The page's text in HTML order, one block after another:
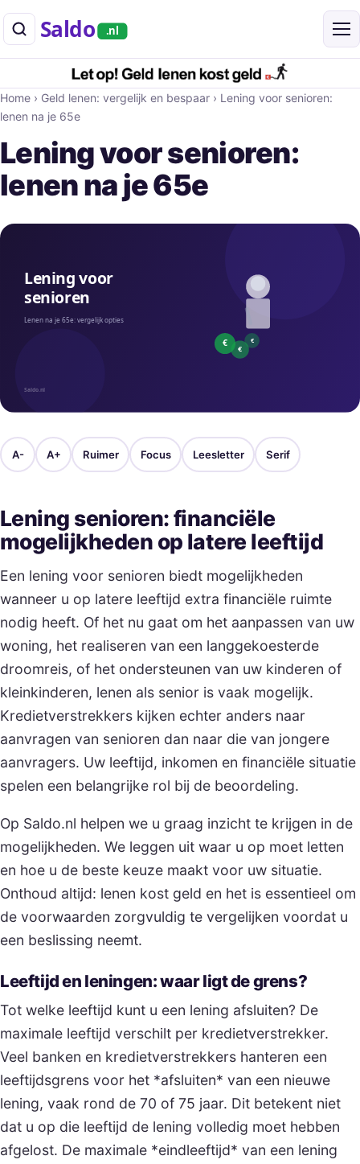
Saldo .nl
Home › Geld lenen: vergelijk en bespaar › Lening voor senioren:
lenen na je 65e
Lening voor senioren:
lenen na je 65e
A- A+ Ruimer Focus Leesletter Serif
Lening senioren: financiële
mogelijkheden op latere leeftijd
Een lening voor senioren biedt mogelijkheden
wanneer u op latere leeftijd extra financiële ruimte
nodig heeft. Of het nu gaat om het aanpassen van uw
woning, het realiseren van een langgekoesterde
droomreis, of het ondersteunen van uw kinderen of
kleinkinderen, lenen als senior is vaak mogelijk.
Kredietverstrekkers kijken echter anders naar
aanvragen van senioren dan naar die van jongere
aanvragers. Uw leeftijd, inkomen en financiële situatie
spelen een belangrijke rol bij de beoordeling.
Op Saldo.nl helpen we u graag inzicht te krijgen in de
mogelijkheden. We leggen uit waar u op moet letten
en hoe u de beste keuze maakt voor uw situatie.
Onthoud altijd: lenen kost geld en het is essentieel om
de voorwaarden zorgvuldig te vergelijken voordat u
een beslissing neemt.
Leeftijd en leningen: waar ligt de grens?
Tot welke leeftijd kunt u een lening afsluiten? De
maximale leeftijd verschilt per kredietverstrekker.
Veel banken en kredietverstrekkers hanteren een
leeftijdsgrens voor het *afsluiten* van een nieuwe
lening, vaak rond de 70 of 75 jaar. Dit betekent niet
dat u op die leeftijd de lening volledig moet hebben
afgelost. De maximale *eindleeftijd* van een lening